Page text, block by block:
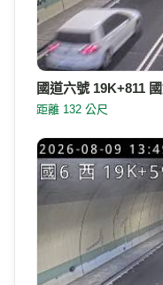
國道六號 19K+811
距離 132 公尺